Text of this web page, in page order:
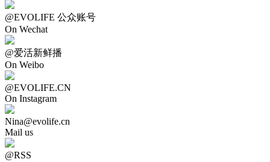
@EVOLIFE 公众账号
On Wechat
@爱活新鲜播
On Weibo
@EVOLIFE.CN
On Instagram
Nina@evolife.cn
Mail us
@RSS